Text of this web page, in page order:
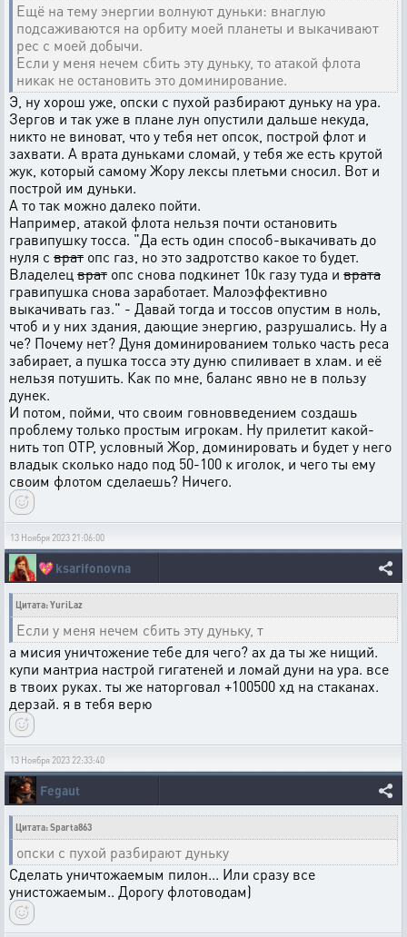
Ещё на тему энергии волнуют дуньки: внаглую
подсаживаются на орбиту моей планеты и выкачивают
рес с моей добычи.
Если у меня нечем сбить эту дуньку, то атакой флота
никак не остановить это доминирование.
Э, ну хорош уже, опски с пухой разбирают дуньку на ура.
Зергов и так уже в плане лун опустили дальше некуда,
никто не виноват, что у тебя нет опсок, построй флот и
захвати. А врата дуньками сломай, у тебя же есть крутой
жук, который самому Жору лексы плетьми сносил. Вот и
построй им дуньки.
А то так можно далеко пойти.
Например, атакой флота нельзя почти остановить
гравипушку тосса. "Да есть один способ-выкачивать до
нуля с врат опс газ, но это задротство какое то будет.
Владелецврат опс снова подкинет 10к газу туда и врата
гравипушка снова заработает. Малоэффективно
выкачивать газ." - Давай тогда и тоссов опустим в ноль,
чтоб и у них здания, дающие энергию, разрушались. Ну а
че? Почему нет? Дуня доминированием только часть реса
забирает, а пушка тосса эту дуню спиливает в хлам. и её
нельзя потушить. Как по мне, баланс явно не в пользу
дунек.
И потом, пойми, что своим говновведением создашь
проблему только простым игрокам. Ну прилетит какой-
нить топ ОТР, условный Жор, доминировать и будет у него
владык сколько надо под 50-100 к иголок, и чего ты ему
своим флотом сделаешь? Ничего.
13 Ноября 2023 21:06:00
💖ksarifonovna
Цитата: YuriLaz
Если у меня нечем сбить эту дуньку, т
а мисия уничтожение тебе для чего? ах да ты же нищий.
купи мантриа настрой гигатеней и ломай дуни на ура. все
в твоих руках. ты же наторговал +100500 хд на стаканах.
дерзай. я в тебя верю
13 Ноября 2023 22:33:40
Fegaut
Цитата: Sparta863
опски с пухой разбирают дуньку
Сделать уничтожаемым пилон... Или сразу все
унистожаемым.. Дорогу флотоводам)